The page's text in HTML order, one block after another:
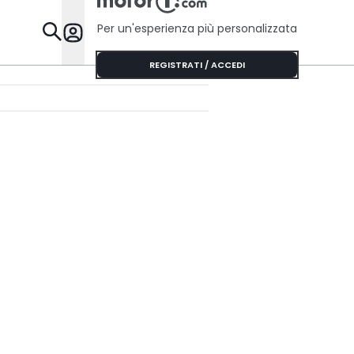
Da Sapere
Per un'esperienza più personalizzata
REGISTRATI / ACCEDI